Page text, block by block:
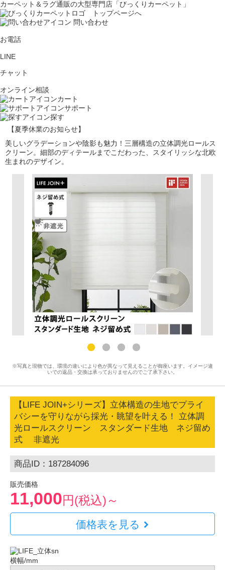
カーペット＆ラグ通販の大型専門店「びっくりカーペット」
問い合わせ
お電話
LINE
チャット
オンライン相談
カート
サポート
探す
【夏季休業のお知らせ】
美しいグラデーションや陰影も魅力！三層構造の立体調光ロールス
クリーン。細部のディテールまでこだわった、スタイリッシな北欧
生まれのデザイン。
※写真と現物では、環境の違いにより色が異なって見えることが御座います。イメージ違
いでの返品・交換は承っておりませんのでご了承下さい。
【LIFE JOIN+シリーズ】立体構造の生地でプライ
バシーを守りながら採光・眺望を叶える！ 立体調
光ロールスクリーン スタンダード生地 ネジ留め
式 非遮光
商品ID：187284096
販売価格
11,000円(税込)～
価格表を見る
横幅/mm